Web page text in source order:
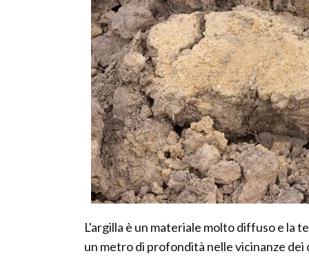
L'argilla è un materiale molto diffuso e la
un metro di profondità nelle vicinanze